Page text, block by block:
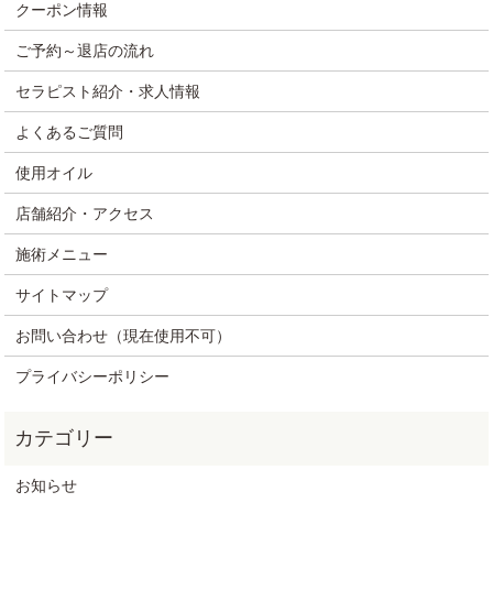
クーポン情報
ご予約～退店の流れ
セラピスト紹介・求人情報
よくあるご質問
使用オイル
店舗紹介・アクセス
施術メニュー
サイトマップ
お問い合わせ（現在使用不可）
プライバシーポリシー
お知らせ